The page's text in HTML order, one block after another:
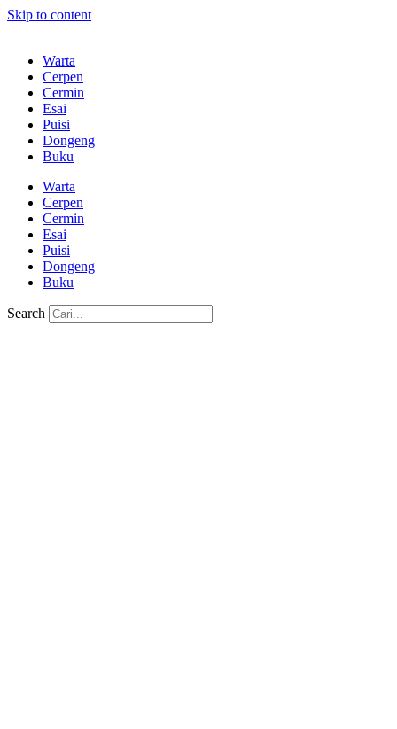
Skip to content
Warta
Cerpen
Cermin
Esai
Puisi
Dongeng
Buku
Warta
Cerpen
Cermin
Esai
Puisi
Dongeng
Buku
Search